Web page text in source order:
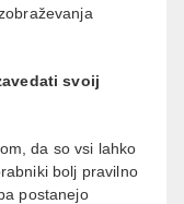
svoij
da so vsi lahko
bolj pravilno
postanejo